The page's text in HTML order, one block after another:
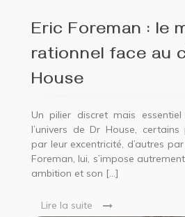
Eric Foreman : le
rationnel face au
House
Un pilier discret mais
l’univers de Dr House,
par leur excentricité, d’autres
Foreman, lui, s’impose
ambition et son […]
Lire la suite